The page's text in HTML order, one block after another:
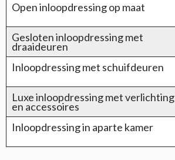
Open inloopdressing op maat
Gesloten inloopdressing met
draaideuren
Inloopdressing met schuifdeuren
Luxe inloopdressing met verlichting
en accessoires
Inloopdressing in aparte kamer